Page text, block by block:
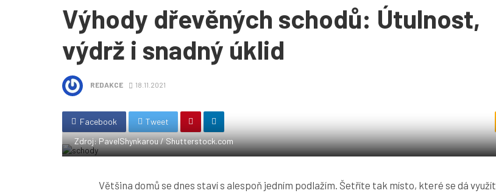
Výhody dřevěných schodů: Útulnost,
výdrž i snadný úklid
REDAKCE 18.11.2021
Facebook Tweet
Zdroj: PavelShynkarou / Shutterstock.com
Většina domů se dnes staví s alespoň jedním podlažím. Šetříte tak místo, které se dá využít